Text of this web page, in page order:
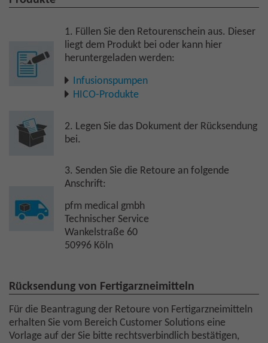
1. Füllen Sie den Retourenschein aus. Dieser
liegt dem Produkt bei oder kann hier
heruntergeladen werden:
Infusionspumpen
HICO-Produkte
2. Legen Sie das Dokument der Rücksendung
bei.
3. Senden Sie die Retoure an folgende
Anschrift:
pfm medical gmbh
Technischer Service
Wankelstraße 60
50996 Köln
Rücksendung von Fertigarzneimitteln
Für die Beantragung der Retoure von Fertigarzneimitteln
erhalten Sie vom Bereich Customer Solutions eine
Vorlage auf der Sie bitte rechtsverbindlich bestätigen,